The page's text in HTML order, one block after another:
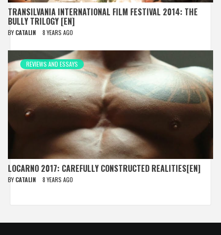
TRANSILVANIA INTERNATIONAL FILM FESTIVAL 2014: THE
BULLY TRILOGY [EN]
BY CATALIN 8 YEARS AGO
REVIEWS AND ESSAYS
LOCARNO 2017: CAREFULLY CONSTRUCTED REALITIES[EN]
BY CATALIN 8 YEARS AGO